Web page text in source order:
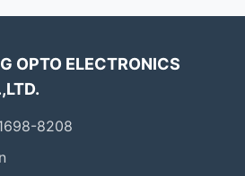
OPTO ELECTRONICS
8208